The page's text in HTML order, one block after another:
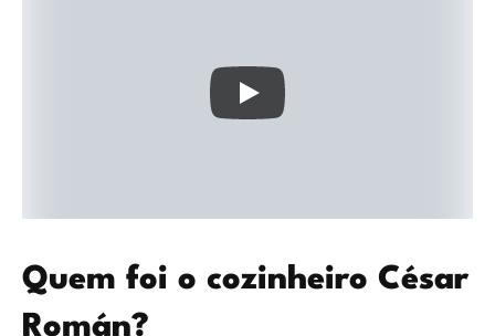
Quem foi o cozinheiro César
Román?